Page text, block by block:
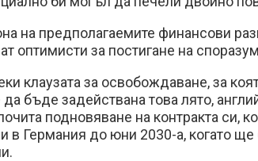
на предполагаемите финансови
оптимисти за постигане на
клаузата за освобождаване, за
бъде задействана това лято,
подновяване на контракта си,
в Германия до юни 2030-а, когато